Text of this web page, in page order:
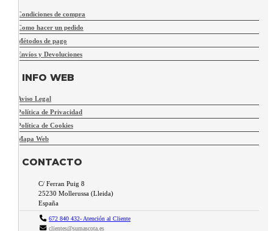
Condiciones de compra
Como hacer un pedido
Métodos de pago
Envíos y Devoluciones
INFO WEB
Aviso Legal
Política de Privacidad
Política de Cookies
Mapa Web
CONTACTO
C/ Ferran Puig 8
25230 Mollerussa (Lleida)
España
672 840 432- Atención al Cliente
clientes@sumascota.es